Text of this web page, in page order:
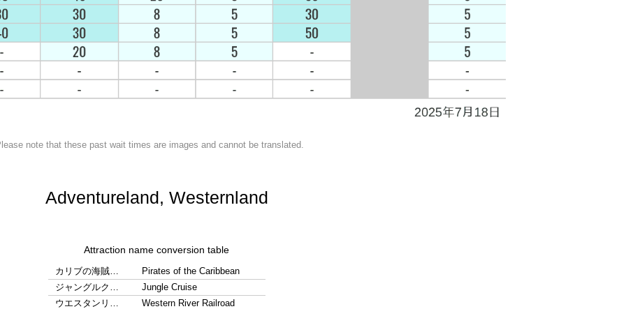
note that these past wait times are images and cannot be translated.
Adventureland, Westernland
Attraction name conversion table
カリブの海賊…
Pirates of the Caribbean
ジャングルク…
Jungle Cruise
ウエスタンリ…
Western River Railroad